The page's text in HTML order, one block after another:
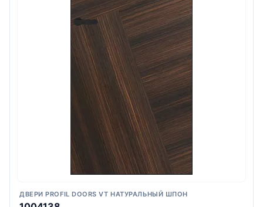
ДВЕРИ PROFIL DOORS VT НАТУРАЛЬНЫЙ ШПОН